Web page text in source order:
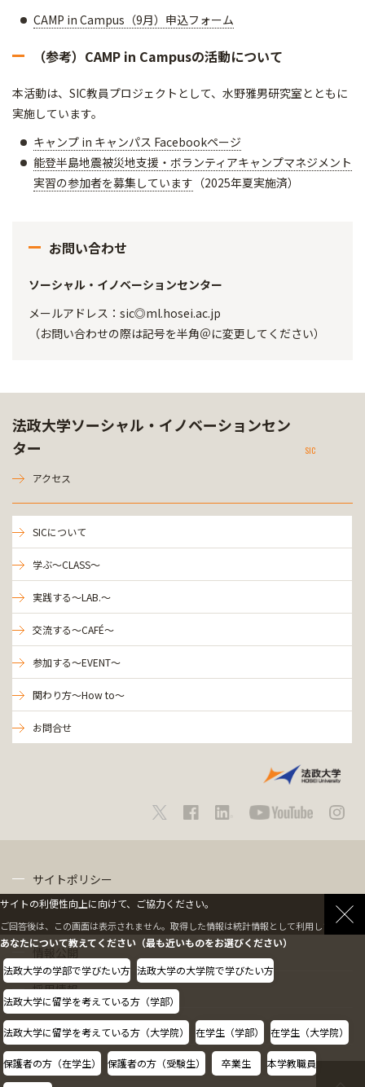
CAMP in Campus（9月）申込フォーム
（参考）CAMP in Campusの活動について
本活動は、SIC教員プロジェクトとして、水野雅男研究室とともに
実施しています。
キャンプ in キャンパス Facebookページ
能登半島地震被災地支援・ボランティアキャンプマネジメント
実習の参加者を募集しています （2025年夏実施済）
お問い合わせ
ソーシャル・イノベーションセンター
メールアドレス：sic◎ml.hosei.ac.jp
（お問い合わせの際は記号を半角＠に変更してください）
法政大学ソーシャル・イノベーションセン
ター
SIC
アクセス
SICについて
学ぶ～CLASS～
実践する～LAB.～
交流する～CAFÉ～
参加する～EVENT～
関わり方～How to～
お問合せ
サイトポリシー
情報公開
採用情報
教職員の方へ
サイトの利便性向上に向けて、ご協力ください。
ご回答後は、この画面は表示されません。取得した情報は統計情報として利用します。
あなたについて教えてください（最も近いものをお選びください）
法政大学の学部で学びたい方 法政大学の大学院で学びたい方
法政大学に留学を考えている方（学部）
法政大学に留学を考えている方（大学院） 在学生（学部） 在学生（大学院）
保護者の方（在学生） 保護者の方（受験生） 卒業生 本学教職員